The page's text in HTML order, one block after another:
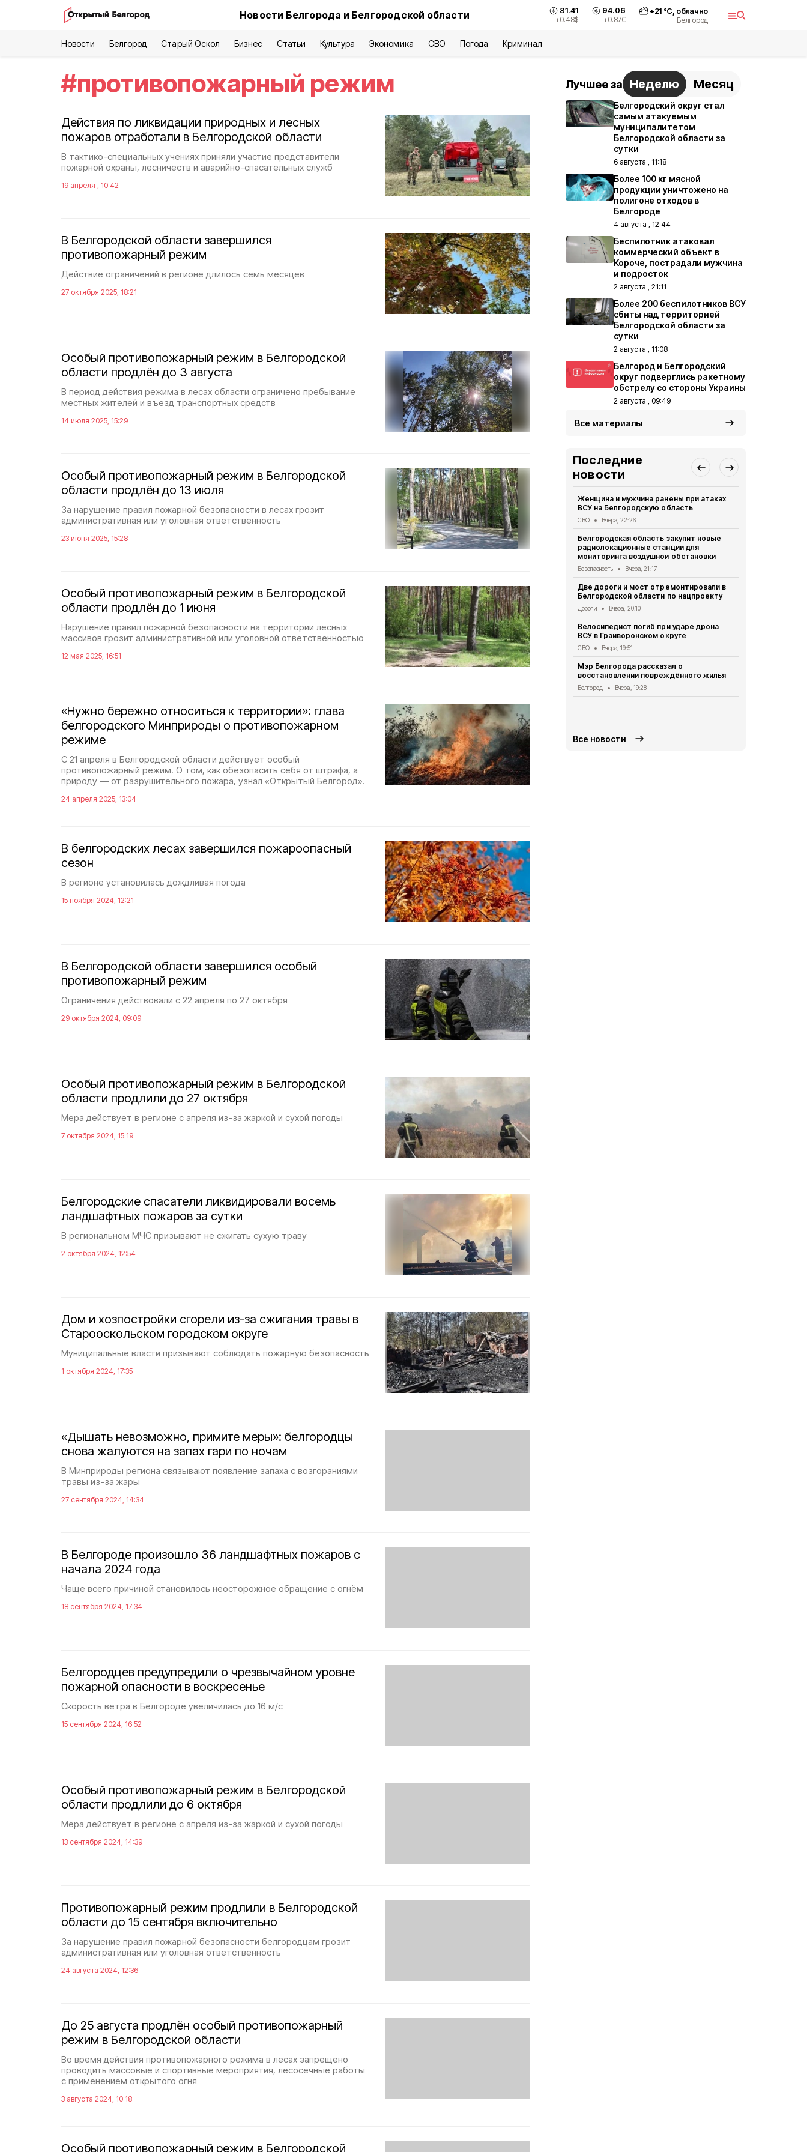
Новости Белгорода и Белгородской области 81.41
+0.48$
94.06
+0.87€
+21°С, облачно
Белгород
Новости Белгород Старый Оскол Бизнес Статьи Культура Экономика СВО Погода Криминал
#противопожарный режим
Действия по ликвидации природных и лесных
пожаров отработали в Белгородской области
В тактико-специальных учениях приняли участие представители
пожарной охраны, лесничеств и аварийно-спасательных служб
19 апреля , 10:42
В Белгородской области завершился
противопожарный режим
Действие ограничений в регионе длилось семь месяцев
27 октября 2025, 18:21
Особый противопожарный режим в Белгородской
области продлён до 3 августа
В период действия режима в лесах области ограничено пребывание
местных жителей и въезд транспортных средств
14 июля 2025, 15:29
Особый противопожарный режим в Белгородской
области продлён до 13 июля
За нарушение правил пожарной безопасности в лесах грозит
административная или уголовная ответственность
23 июня 2025, 15:28
Особый противопожарный режим в Белгородской
области продлён до 1 июня
Нарушение правил пожарной безопасности на территории лесных
массивов грозит административной или уголовной ответственностью
12 мая 2025, 16:51
«Нужно бережно относиться к территории»: глава
белгородского Минприроды о противопожарном
режиме
С 21 апреля в Белгородской области действует особый
противопожарный режим. О том, как обезопасить себя от штрафа, а
природу — от разрушительного пожара, узнал «Открытый Белгород».
24 апреля 2025, 13:04
В белгородских лесах завершился пожароопасный
сезон
В регионе установилась дождливая погода
15 ноября 2024, 12:21
В Белгородской области завершился особый
противопожарный режим
Ограничения действовали с 22 апреля по 27 октября
29 октября 2024, 09:09
Особый противопожарный режим в Белгородской
области продлили до 27 октября
Мера действует в регионе с апреля из-за жаркой и сухой погоды
7 октября 2024, 15:19
Белгородские спасатели ликвидировали восемь
ландшафтных пожаров за сутки
В региональном МЧС призывают не сжигать сухую траву
2 октября 2024, 12:54
Дом и хозпостройки сгорели из-за сжигания травы в
Старооскольском городском округе
Муниципальные власти призывают соблюдать пожарную безопасность
1 октября 2024, 17:35
«Дышать невозможно, примите меры»: белгородцы
снова жалуются на запах гари по ночам
В Минприроды региона связывают появление запаха с возгораниями
травы из-за жары
27 сентября 2024, 14:34
В Белгороде произошло 36 ландшафтных пожаров с
начала 2024 года
Чаще всего причиной становилось неосторожное обращение с огнём
18 сентября 2024, 17:34
Белгородцев предупредили о чрезвычайном уровне
пожарной опасности в воскресенье
Скорость ветра в Белгороде увеличилась до 16 м/с
15 сентября 2024, 16:52
Особый противопожарный режим в Белгородской
области продлили до 6 октября
Мера действует в регионе с апреля из-за жаркой и сухой погоды
13 сентября 2024, 14:39
Противопожарный режим продлили в Белгородской
области до 15 сентября включительно
За нарушение правил пожарной безопасности белгородцам грозит
административная или уголовная ответственность
24 августа 2024, 12:36
До 25 августа продлён особый противопожарный
режим в Белгородской области
Во время действия противопожарного режима в лесах запрещено
проводить массовые и спортивные мероприятия, лесосечные работы
с применением открытого огня
3 августа 2024, 10:18
Особый противопожарный режим в Белгородской
Лучшее за Неделю Месяц
Белгородский округ стал
самым атакуемым
муниципалитетом
Белгородской области за
сутки
6 августа , 11:18
Более 100 кг мясной
продукции уничтожено на
полигоне отходов в
Белгороде
4 августа , 12:44
Беспилотник атаковал
коммерческий объект в
Короче, пострадали мужчина
и подросток
2 августа , 21:11
Более 200 беспилотников ВСУ
сбиты над территорией
Белгородской области за
сутки
2 августа , 11:08
Белгород и Белгородский
округ подверглись ракетному
обстрелу со стороны Украины
2 августа , 09:49
Все материалы
Последние
новости
Женщина и мужчина ранены при атаках
ВСУ на Белгородскую область
СВО Вчера, 22:26
Белгородская область закупит новые
радиолокационные станции для
мониторинга воздушной обстановки
Безопасность Вчера, 21:17
Две дороги и мост отремонтировали в
Белгородской области по нацпроекту
Дороги Вчера, 20:10
Велосипедист погиб при ударе дрона
ВСУ в Грайворонском округе
СВО Вчера, 19:51
Мэр Белгорода рассказал о
восстановлении повреждённого жилья
Белгород Вчера, 19:28
Все новости